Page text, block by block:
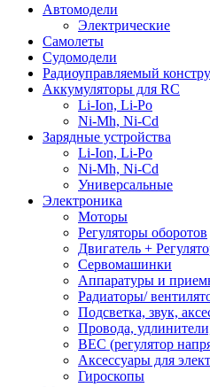
Автомодели
Электрические
Самолеты
Судомодели
Радиоуправляемый
Аккумуляторы для RC
Li-Ion, Li-Po
Ni-Mh, Ni-Cd
Зарядные устройства
Li-Ion, Li-Po
Ni-Mh, Ni-Cd
Универсальные
Электроника
Моторы
Регуляторы оборотов
Двигатель +
Сервомашинки
Аппаратуры и
Радиаторы/
Подсветка, звук,
Провода,
BEC (регулятор
Аксессуары для
Гироскопы